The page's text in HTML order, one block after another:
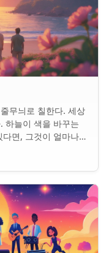
무늬로 칠한다. 세상
하늘이 색을 바꾸는
면, 그것이 얼마나